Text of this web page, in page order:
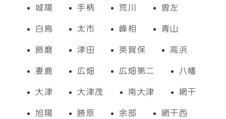
城陽 手柄 荒川 曽左
白鳥 太市 峰相 青山
飾磨 津田 英賀保 高浜
妻鹿 広畑 広畑第二 八幡
大津 大津茂 南大津 網干
旭陽 勝原 余部 網干西